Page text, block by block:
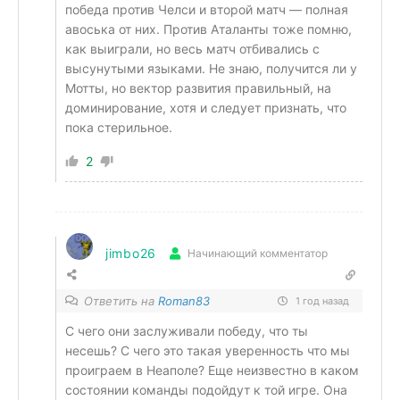
победа против Челси и второй матч — полная
авоська от них. Против Аталанты тоже помню,
как выиграли, но весь матч отбивались с
высунутыми языками. Не знаю, получится ли у
Мотты, но вектор развития правильный, на
доминирование, хотя и следует признать, что
пока стерильное.
2
jimbo26 Начинающий комментатор
Ответить на Roman83 1 год назад
С чего они заслуживали победу, что ты
несешь? С чего это такая уверенность что мы
проиграем в Неаполе? Еще неизвестно в каком
состоянии команды подойдут к той игре. Она